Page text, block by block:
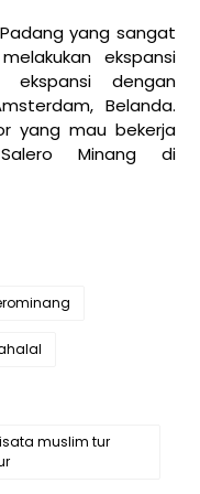
yang sangat
ekspansi
ekspansi dengan
Belanda.
yang mau bekerja
Minang di
muslim tur